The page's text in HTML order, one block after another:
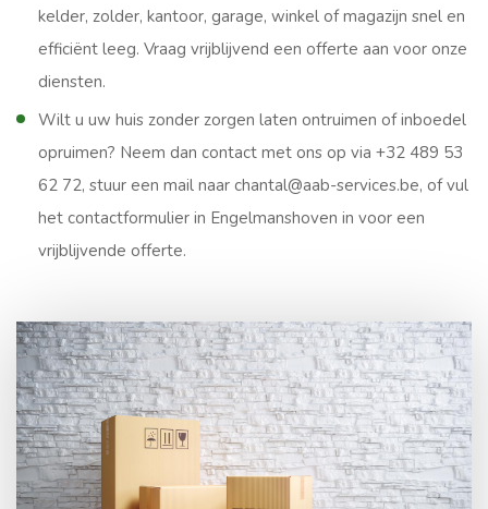
kelder, zolder, kantoor, garage, winkel of magazijn snel en
efficiënt leeg. Vraag vrijblijvend een offerte aan voor onze
diensten.
Wilt u uw huis zonder zorgen laten ontruimen of inboedel
opruimen? Neem dan contact met ons op via +32 489 53
62 72, stuur een mail naar chantal@aab-services.be, of vul
het contactformulier in Engelmanshoven in voor een
vrijblijvende offerte.